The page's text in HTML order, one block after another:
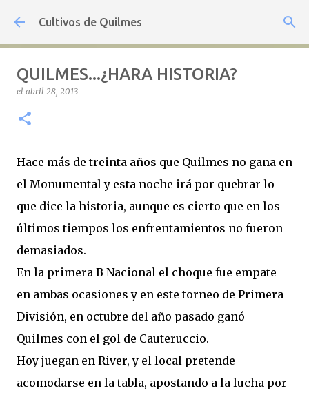
Ir al contenido principal
Cultivos de Quilmes
QUILMES...¿HARA HISTORIA?
el abril 28, 2013
Hace más de treinta años que Quilmes no gana en
el Monumental y esta noche irá por quebrar lo
que dice la historia, aunque es cierto que en los
últimos tiempos los enfrentamientos no fueron
demasiados.
En la primera B Nacional el choque fue empate
en ambas ocasiones y en este torneo de Primera
División, en octubre del año pasado ganó
Quilmes con el gol de Cauteruccio.
Hoy juegan en River, y el local pretende
acomodarse en la tabla, apostando a la lucha por